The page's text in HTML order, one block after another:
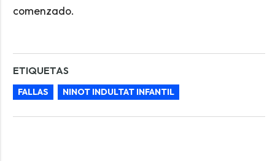
comenzado.
ETIQUETAS
FALLAS NINOT INDULTAT INFANTIL